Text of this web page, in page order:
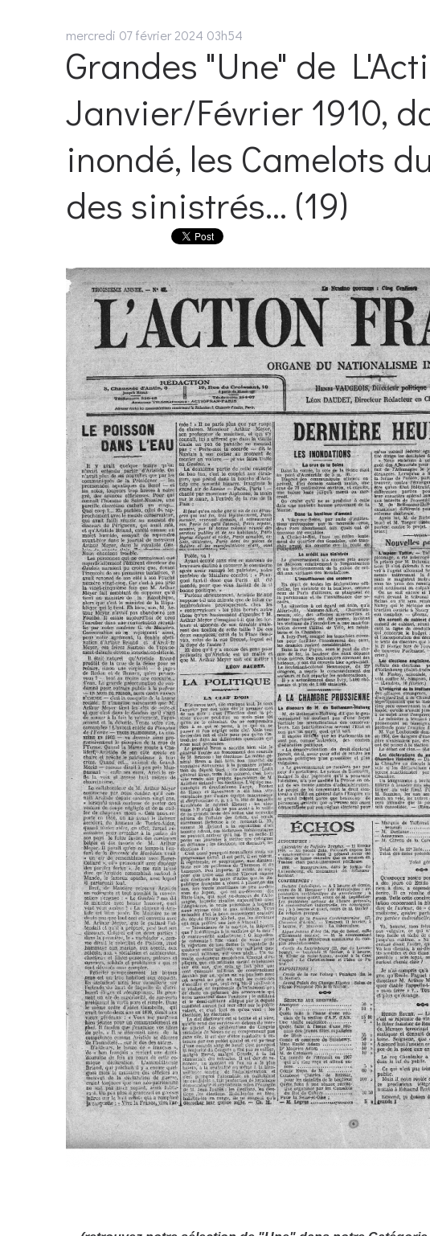
mercredi 07 février 2024 03h54
Grandes "Une" de
Janvier/Février 1910,
inondé, les Camelots
des sinistrés... (19)